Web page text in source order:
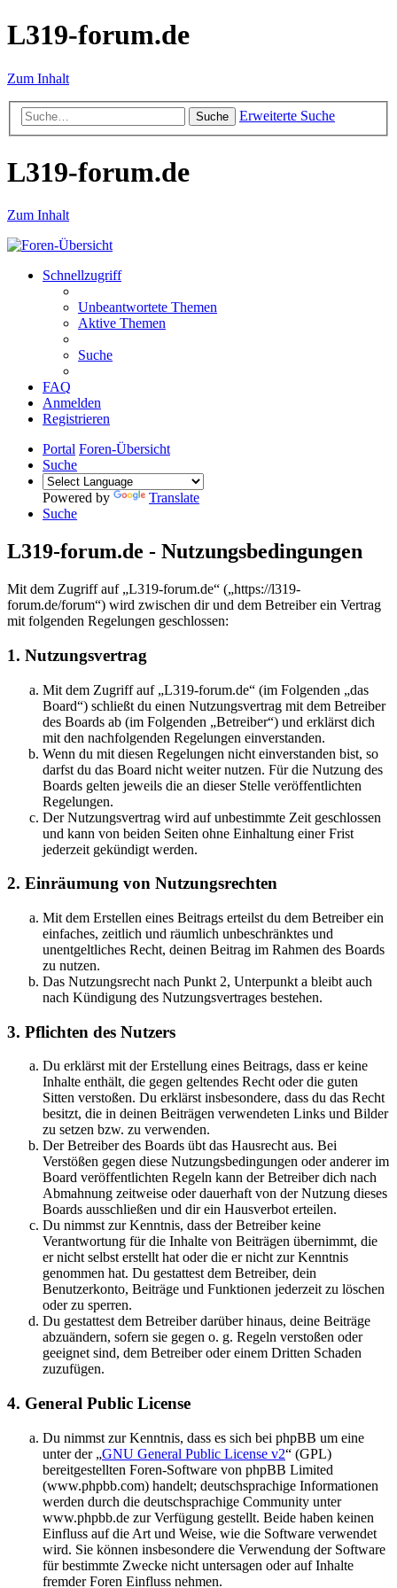
L319-forum.de
Zum Inhalt
Suche Erweiterte Suche
L319-forum.de
Zum Inhalt
Schnellzugriff
Unbeantwortete Themen
Aktive Themen
Suche
FAQ
Anmelden
Registrieren
Portal Foren-Übersicht
Suche
Powered by
Translate
Suche
L319-forum.de - Nutzungsbedingungen
Mit dem Zugriff auf „L319-forum.de“ („https://l319-
forum.de/forum“) wird zwischen dir und dem Betreiber ein Vertrag
mit folgenden Regelungen geschlossen:
1. Nutzungsvertrag
Mit dem Zugriff auf „L319-forum.de“ (im Folgenden „das
Board“) schließt du einen Nutzungsvertrag mit dem Betreiber
des Boards ab (im Folgenden „Betreiber“) und erklärst dich
mit den nachfolgenden Regelungen einverstanden.
Wenn du mit diesen Regelungen nicht einverstanden bist, so
darfst du das Board nicht weiter nutzen. Für die Nutzung des
Boards gelten jeweils die an dieser Stelle veröffentlichten
Regelungen.
Der Nutzungsvertrag wird auf unbestimmte Zeit geschlossen
und kann von beiden Seiten ohne Einhaltung einer Frist
jederzeit gekündigt werden.
2. Einräumung von Nutzungsrechten
Mit dem Erstellen eines Beitrags erteilst du dem Betreiber ein
einfaches, zeitlich und räumlich unbeschränktes und
unentgeltliches Recht, deinen Beitrag im Rahmen des Boards
zu nutzen.
Das Nutzungsrecht nach Punkt 2, Unterpunkt a bleibt auch
nach Kündigung des Nutzungsvertrages bestehen.
3. Pflichten des Nutzers
Du erklärst mit der Erstellung eines Beitrags, dass er keine
Inhalte enthält, die gegen geltendes Recht oder die guten
Sitten verstoßen. Du erklärst insbesondere, dass du das Recht
besitzt, die in deinen Beiträgen verwendeten Links und Bilder
zu setzen bzw. zu verwenden.
Der Betreiber des Boards übt das Hausrecht aus. Bei
Verstößen gegen diese Nutzungsbedingungen oder anderer im
Board veröffentlichten Regeln kann der Betreiber dich nach
Abmahnung zeitweise oder dauerhaft von der Nutzung dieses
Boards ausschließen und dir ein Hausverbot erteilen.
Du nimmst zur Kenntnis, dass der Betreiber keine
Verantwortung für die Inhalte von Beiträgen übernimmt, die
er nicht selbst erstellt hat oder die er nicht zur Kenntnis
genommen hat. Du gestattest dem Betreiber, dein
Benutzerkonto, Beiträge und Funktionen jederzeit zu löschen
oder zu sperren.
Du gestattest dem Betreiber darüber hinaus, deine Beiträge
abzuändern, sofern sie gegen o. g. Regeln verstoßen oder
geeignet sind, dem Betreiber oder einem Dritten Schaden
zuzufügen.
4. General Public License
Du nimmst zur Kenntnis, dass es sich bei phpBB um eine
unter der „GNU General Public License v2“ (GPL)
bereitgestellten Foren-Software von phpBB Limited
(www.phpbb.com) handelt; deutschsprachige Informationen
werden durch die deutschsprachige Community unter
www.phpbb.de zur Verfügung gestellt. Beide haben keinen
Einfluss auf die Art und Weise, wie die Software verwendet
wird. Sie können insbesondere die Verwendung der Software
für bestimmte Zwecke nicht untersagen oder auf Inhalte
fremder Foren Einfluss nehmen.